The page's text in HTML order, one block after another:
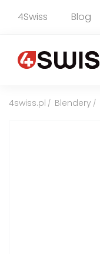
4Swiss Blog
4swiss.pl / Blendery /